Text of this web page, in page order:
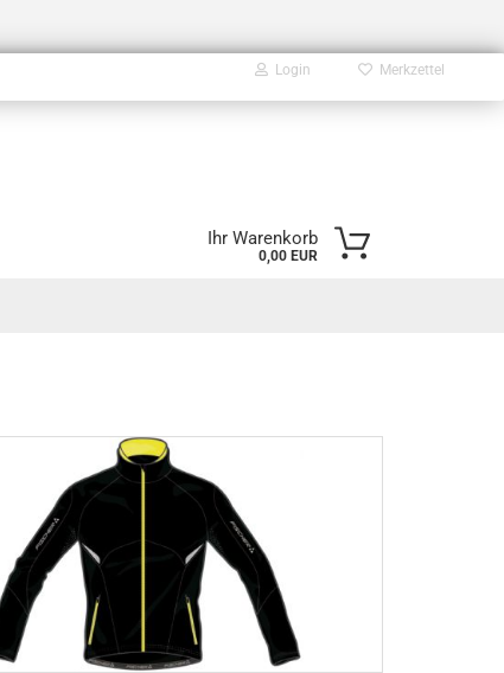
Login
Passwort vergessen?
Merkzettel
Ihr Warenkorb
0,00 EUR